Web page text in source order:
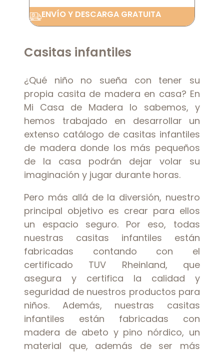
ENVÍO Y DESCARGA GRATUITA
Casitas infantiles
¿Qué niño no sueña con tener su
propia casita de madera en casa? En
Mi Casa de Madera lo sabemos, y
hemos trabajado en desarrollar un
extenso catálogo de casitas infantiles
de madera donde los más pequeños
de la casa podrán dejar volar su
imaginación y jugar durante horas.
Pero más allá de la diversión, nuestro
principal objetivo es crear para ellos
un espacio seguro. Por eso, todas
nuestras casitas infantiles están
fabricadas contando con el
certificado TUV Rheinland, que
asegura y certifica la calidad y
seguridad de nuestros productos para
niños. Además, nuestras casitas
infantiles están fabricadas con
madera de abeto y pino nórdico, un
material que, además de ser más